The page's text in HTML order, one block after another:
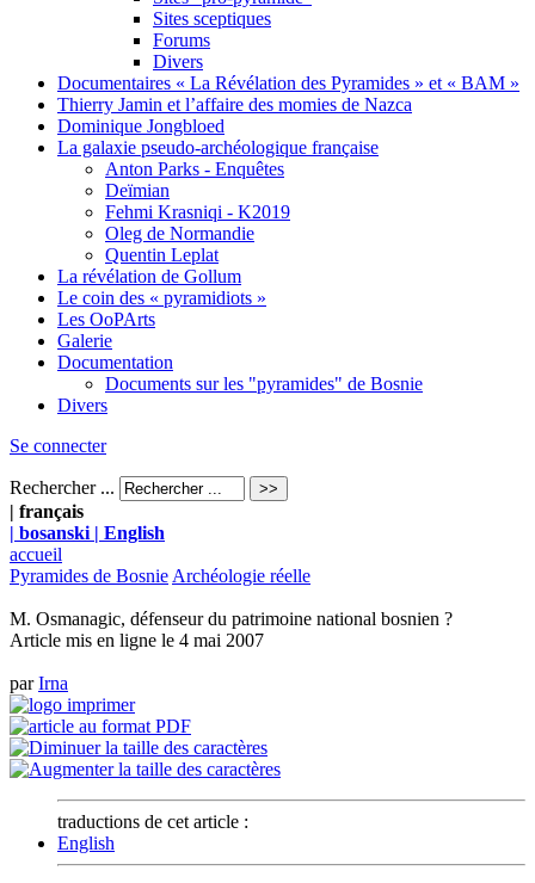
Sites sceptiques
Forums
Divers
Documentaires « La Révélation des Pyramides » et « BAM »
Thierry Jamin et l’affaire des momies de Nazca
Dominique Jongbloed
La galaxie pseudo-archéologique française
Anton Parks - Enquêtes
Deïmian
Fehmi Krasniqi - K2019
Oleg de Normandie
Quentin Leplat
La révélation de Gollum
Le coin des « pyramidiots »
Les OoPArts
Galerie
Documentation
Documents sur les "pyramides" de Bosnie
Divers
Se connecter
Rechercher ...
| français
| bosanski | English
accueil
Pyramides de Bosnie Archéologie réelle
M. Osmanagic, défenseur du patrimoine national bosnien ?
Article mis en ligne le 4 mai 2007
parIrna
traductions de cet article :
English